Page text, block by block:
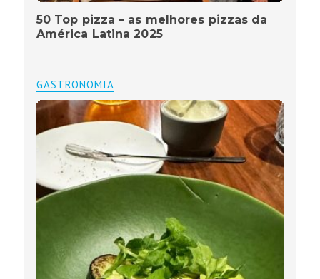
50 Top pizza – as melhores pizzas da
América Latina 2025
GASTRONOMIA